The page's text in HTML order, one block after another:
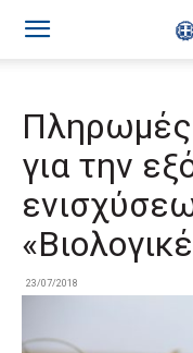
για την
23/07/2018